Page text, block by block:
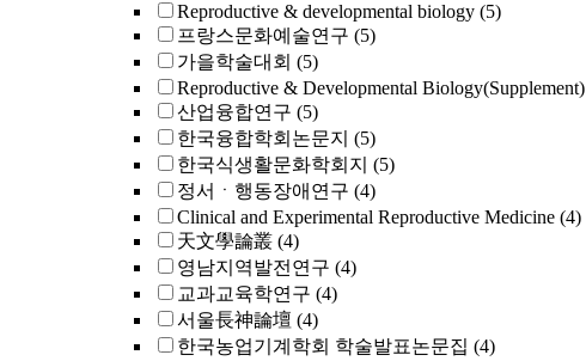
Reproductive & developmental biology (5)
프랑스문화예술연구 (5)
가을학술대회 (5)
Reproductive & Developmental Biology(Supplement)
산업융합연구 (5)
한국융합학회논문지 (5)
한국식생활문화학회지 (5)
정서ㆍ행동장애연구 (4)
Clinical and Experimental Reproductive Medicine (4)
天文學論叢 (4)
영남지역발전연구 (4)
교과교육학연구 (4)
서울長神論壇 (4)
한국농업기계학회 학술발표논문집 (4)